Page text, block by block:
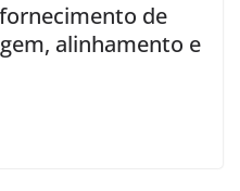
de
alinhamento e